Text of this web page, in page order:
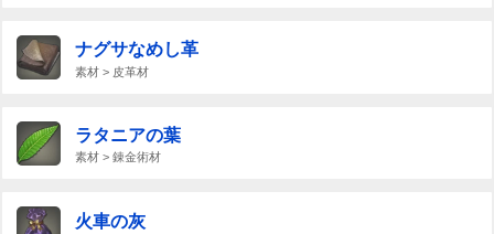
ナグサなめし革
素材 > 皮革材
ラタニアの葉
素材 > 錬金術材
火車の灰